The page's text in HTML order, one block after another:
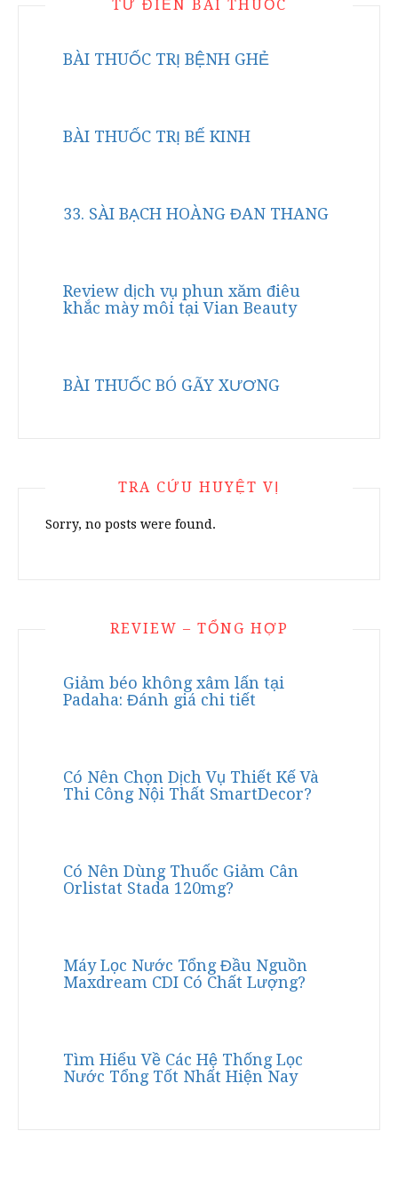
TỪ ĐIỂN BÀI THUỐC
BÀI THUỐC TRỊ BỆNH GHẺ
BÀI THUỐC TRỊ BẾ KINH
33. SÀI BẠCH HOÀNG ĐAN THANG
Review dịch vụ phun xăm điêu
khắc mày môi tại Vian Beauty
BÀI THUỐC BÓ GÃY XƯƠNG
TRA CỨU HUYỆT VỊ
Sorry, no posts were found.
REVIEW – TỔNG HỢP
Giảm béo không xâm lấn tại
Padaha: Đánh giá chi tiết
Có Nên Chọn Dịch Vụ Thiết Kế Và
Thi Công Nội Thất SmartDecor?
Có Nên Dùng Thuốc Giảm Cân
Orlistat Stada 120mg?
Máy Lọc Nước Tổng Đầu Nguồn
Maxdream CDI Có Chất Lượng?
Tìm Hiểu Về Các Hệ Thống Lọc
Nước Tổng Tốt Nhất Hiện Nay